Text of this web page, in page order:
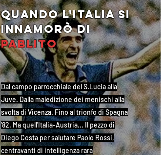
Quando l'Italia si
innamorò di
Pablito
Dal campo parrocchiale del S.Lucia alla
Juve. Dalla maledizione dei menischi alla
svolta di Vicenza. Fino al trionfo di Spagna
'82. Ma quell'Italia-Austria... Il pezzo di
Diego Costa per salutare Paolo Rossi,
centravanti di intelligenza rara